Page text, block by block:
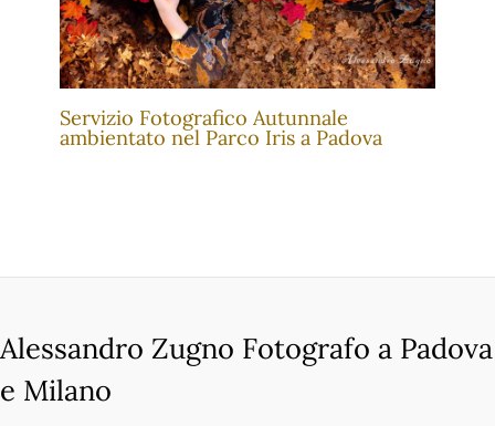
Servizio Fotografico Autunnale
ambientato nel Parco Iris a Padova
Alessandro Zugno Fotografo a Padova
e Milano